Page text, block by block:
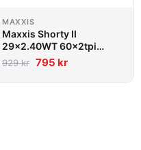
MAXXIS
Maxxis Shorty II
29x2.40WT 60x2tpi
3C/DH/TR
929kr 795 kr